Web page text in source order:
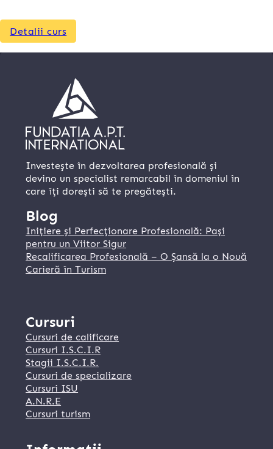
Detalii curs
Investește în dezvoltarea profesională și
devino un specialist remarcabil în domeniul în
care îți dorești să te pregătești.
Blog
Inițiere și Perfecționare Profesională: Pași
pentru un Viitor Sigur
Recalificarea Profesională – O Șansă la o Nouă
Carieră în Turism
Cursuri
Cursuri de calificare
Cursuri I.S.C.I.R
Stagii I.S.C.I.R.
Cursuri de specializare
Cursuri ISU
A.N.R.E
Cursuri turism